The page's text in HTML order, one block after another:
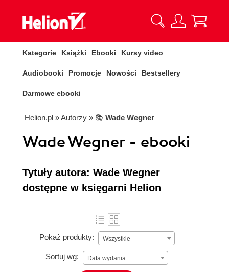
Kategorie Książki Ebooki Kursy video
Audiobooki Promocje Nowości Bestsellery
Darmowe ebooki
Helion.pl » Autorzy » 📚 Wade Wegner
Wade Wegner - ebooki
Tytuły autora: Wade Wegner
dostępne w księgarni Helion
Pokaż produkty: Wszystkie
Sortuj wg: Data wydania